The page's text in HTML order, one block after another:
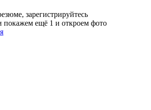
зарегистрируйтесь
покажем ещё 1 и откроем фото